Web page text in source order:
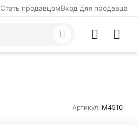
Стать продавцомВход для продавца
Артикул: M4510